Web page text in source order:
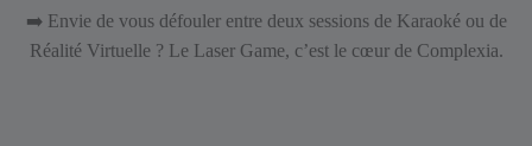
➡️ Envie de vous défouler entre deux sessions de Karaoké ou de
Réalité Virtuelle ? Le Laser Game, c’est le cœur de Complexia.